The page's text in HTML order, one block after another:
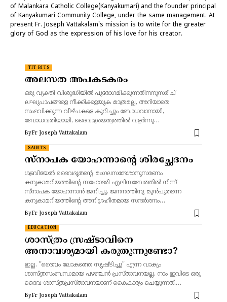
of Malankara Catholic College(Kanyakumari) and the founder principal
of Kanyakumari Community College, under the same management. At
present Fr. Joseph Vattakalam's mission is to write for the greater
glory of God as the expression of his love for his creator.
TIT BITS
അലസത അപകടകരം
ഒരു വ്യക്തി വിശുദ്ധിയിൽ പുരോഗമിക്കുന്നതിനനുസരിച്
ലഘുപാപങ്ങളെ നീക്കിക്കളയുക മാത്രമല്ല, അറിയാതെ
സംഭവിക്കുന്ന വീഴ്ചകളെ കുറിച്ചും ബോധവാനായി,
ബോധവതിയായി, ദൈവാശ്രയത്വത്തിൽ വളർന്നു…
ByFr Joseph Vattakalam
SAINTS
സ്നാപക യോഹന്നാന്റെ ശിരച്ഛേദനം
ഗബ്രിയേൽ ദൈവദൂതന്റെ മംഗലസന്ദേശാനുസരണം
കന്യകാമറിയത്തിന്റെ സഹോദരി എലിസബേത്തിൽ നിന്ന്
സ്നാപക യോഹന്നാൻ ജനിച്ചു. ജനനത്തിനു മുൻപുതന്നെ
കന്യകാമറിയത്തിന്റെ അനിഗ്രഹീതമായ സന്ദർശനം…
ByFr Joseph Vattakalam
EDUCATION
ശാസ്ത്രം സ്രഷ്ടാവിനെ
അനാവശ്യമായി കരുതുന്നുണ്ടോ?
ഇല്ല. "ദൈവം ലോകത്തെ സൃഷ്‌ടിച്ചു" എന്ന വാക്യം
ശാസ്ത്രസംബന്ധമായ പഴഞ്ചൻ പ്രസ്‌താവനയല്ല. നാം ഇവിടെ ഒരു
ദൈവ-ശാസ്ത്രപ്രസ്‌താവനയാണ് കൈകാര്യം ചെയ്യുന്നത്.…
ByFr Joseph Vattakalam